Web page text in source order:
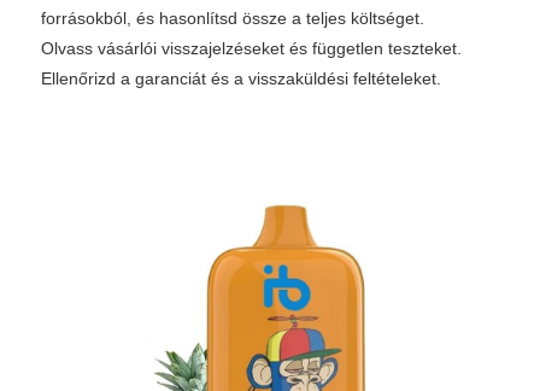
forrásokból, és hasonlítsd össze a teljes költséget.
Olvass vásárlói visszajelzéseket és független teszteket.
Ellenőrizd a garanciát és a visszaküldési feltételeket.